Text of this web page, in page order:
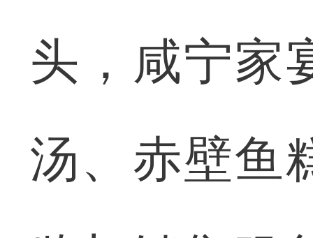
头，咸宁家
汤、赤壁鱼